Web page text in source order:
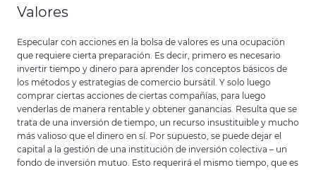
Valores
Especular con acciones en la bolsa de valores es una ocupación
que requiere cierta preparación. Es decir, primero es necesario
invertir tiempo y dinero para aprender los conceptos básicos de
los métodos y estrategias de comercio bursátil. Y solo luego
comprar ciertas acciones de ciertas compañías, para luego
venderlas de manera rentable y obtener ganancias. Resulta que se
trata de una inversión de tiempo, un recurso insustituible y mucho
más valioso que el dinero en sí. Por supuesto, se puede dejar el
capital a la gestión de una institución de inversión colectiva – un
fondo de inversión mutuo. Esto requerirá el mismo tiempo, que es